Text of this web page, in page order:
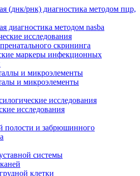
(днк/рнк) диагностика методом пцр,
диагностика методом nasba
исследования
скрининга
маркеры инфекционных
и микроэлементы
и микроэлементы
исследования
исследования
и забрюшинного
системы
клетки